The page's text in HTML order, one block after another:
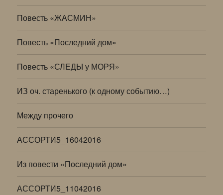
Повесть «ЖАСМИН»
Повесть «Последний дом»
Повесть «СЛЕДЫ у МОРЯ»
ИЗ оч. старенького (к одному событию…)
Между прочего
АССОРТИ5_16042016
Из повести «Последний дом»
АССОРТИ5_11042016